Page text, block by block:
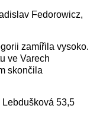
Fedorowicz,
zamířila vysoko.
ve Varech
skončila
Lebdušková 53,5